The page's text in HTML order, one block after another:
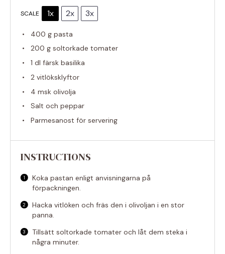
SCALE 1x 2x 3x
400 g pasta
200 g soltorkade tomater
1 dl färsk basilika
2 vitlöksklyftor
4 msk olivolja
Salt och peppar
Parmesanost för servering
INSTRUCTIONS
Koka pastan enligt anvisningarna på
förpackningen.
Hacka vitlöken och fräs den i olivoljan i en stor
panna.
Tillsätt soltorkade tomater och låt dem steka i
några minuter.